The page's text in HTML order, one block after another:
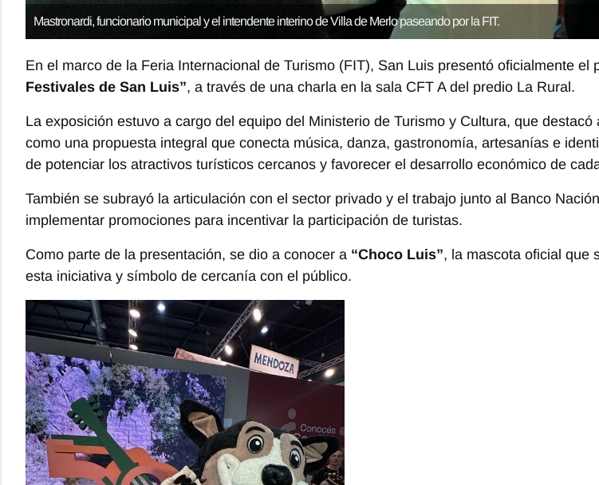
Mastronardi, funcionario municipal y el intendente interino de Villa de Merlo paseando por la FIT.
En el marco de la Feria Internacional de Turismo (FIT), San Luis presentó oficialmente el
Festivales de San Luis”, a través de una charla en la sala CFT A del predio La Rural.
La exposición estuvo a cargo del equipo del Ministerio de Turismo y Cultura, que destacó
como una propuesta integral que conecta música, danza, gastronomía, artesanías e
de potenciar los atractivos turísticos cercanos y favorecer el desarrollo económico de
También se subrayó la articulación con el sector privado y el trabajo junto al Banco
implementar promociones para incentivar la participación de turistas.
Como parte de la presentación, se dio a conocer a “Choco Luis”, la mascota oficial que
esta iniciativa y símbolo de cercanía con el público.